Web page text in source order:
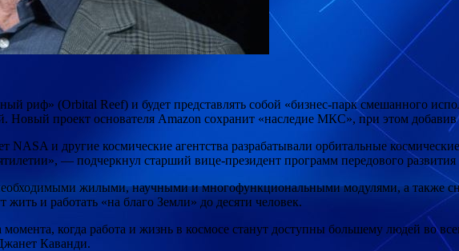
риф» (Orbital Reef) и будет представлять собой «бизнес-парк смешанного
Новый проект основателя Amazon сохранит «наследие МКС», при этом
NASA и другие космические агентства разрабатывали орбитальные
— подчеркнул старший вице-президент программ передового
жилыми, научными и многофункциональными модулями, а также
и работать «на благо Земли» до десяти человек.
когда работа и жизнь в космосе станут доступны большему людей во
Каванди.